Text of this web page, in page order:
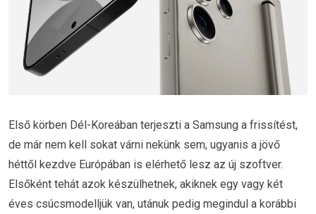
Első körben Dél-Koreában terjeszti a Samsung a frissítést,
de már nem kell sokat várni nekünk sem, ugyanis a jövő
héttől kezdve Európában is elérhető lesz az új szoftver.
Elsőként tehát azok készülhetnek, akiknek egy vagy két
éves csúcsmodelljük van, utánuk pedig megindul a korábbi